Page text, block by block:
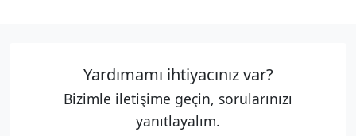
Yardımamı ihtiyacınız var?
Bizimle iletişime geçin, sorularınızı
yanıtlayalım.